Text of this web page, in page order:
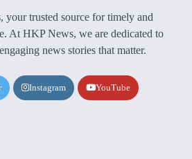
your trusted source for timely and
At HKP News, we are dedicated to
news stories that matter.
Instagram YouTube